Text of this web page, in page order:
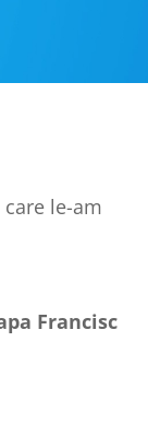
le-am
Francisc